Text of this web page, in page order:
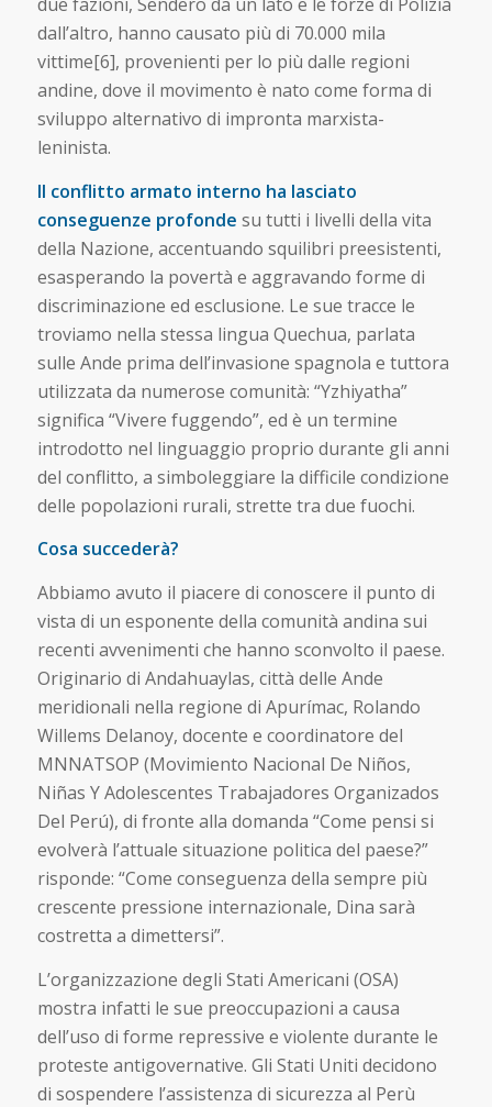
dall’altro, hanno causato più di 70.000 mila
vittime[6], provenienti per lo più dalle regioni
andine, dove il movimento è nato come forma di
sviluppo alternativo di impronta marxista-
leninista.
Il conflitto armato interno ha lasciato
conseguenze profonde su tutti i livelli della vita
della Nazione, accentuando squilibri preesistenti,
esasperando la povertà e aggravando forme di
discriminazione ed esclusione. Le sue tracce le
troviamo nella stessa lingua Quechua, parlata
sulle Ande prima dell’invasione spagnola e tuttora
utilizzata da numerose comunità: “Yzhiyatha”
significa “Vivere fuggendo”, ed è un termine
introdotto nel linguaggio proprio durante gli anni
del conflitto, a simboleggiare la difficile condizione
delle popolazioni rurali, strette tra due fuochi.
Cosa succederà?
Abbiamo avuto il piacere di conoscere il punto di
vista di un esponente della comunità andina sui
recenti avvenimenti che hanno sconvolto il paese.
Originario di Andahuaylas, città delle Ande
meridionali nella regione di Apurímac, Rolando
Willems Delanoy, docente e coordinatore del
MNNATSOP (Movimiento Nacional De Niños,
Niñas Y Adolescentes Trabajadores Organizados
Del Perú), di fronte alla domanda “Come pensi si
evolverà l’attuale situazione politica del paese?”
risponde: “Come conseguenza della sempre più
crescente pressione internazionale, Dina sarà
costretta a dimettersi”.
L’organizzazione degli Stati Americani (OSA)
mostra infatti le sue preoccupazioni a causa
dell’uso di forme repressive e violente durante le
proteste antigovernative. Gli Stati Uniti decidono
di sospendere l’assistenza di sicurezza al Perù